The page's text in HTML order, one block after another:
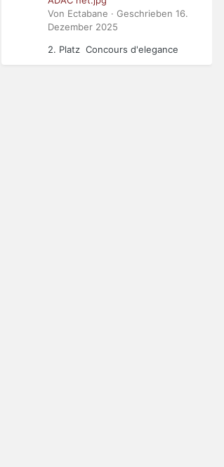
Von Ectabane · Geschrieben 16.
Dezember 2025
2. Platz Concours d'elegance